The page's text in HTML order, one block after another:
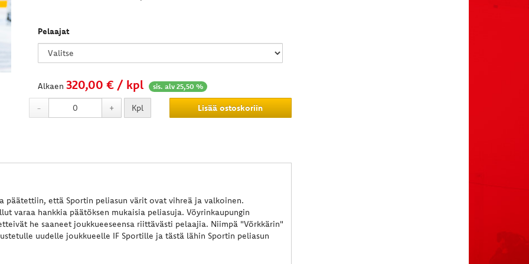
Pelaajat
Alkaen 320,00 € / kpl sis. alv 25,50 %
- + Kpl Lisää ostoskoriin
päätettiin, että Sportin peliasun värit ovat vihreä ja valkoinen.
varaa hankkia päätöksen mukaisia peliasuja. Vöyrinkaupungin
he saaneet joukkueeseensa riittävästi pelaajia. Niimpä "Vörkkärin"
uudelle joukkueelle IF Sportille ja tästä lähin Sportin peliasun